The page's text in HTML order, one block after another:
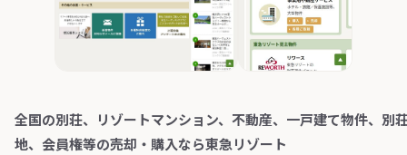
全国の別荘、リゾートマンション、不動産、一戸建て物件、別
地、会員権等の売却・購入なら東急リゾート